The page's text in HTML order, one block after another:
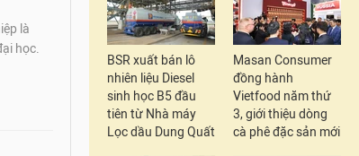
là
học.
BSR xuất bán lô
nhiên liệu Diesel
sinh học B5 đầu
tiên từ Nhà máy
Lọc dầu Dung Quất
Masan Consumer
đồng hành
Vietfood năm thứ
3, giới thiệu dòng
cà phê đặc sản mới